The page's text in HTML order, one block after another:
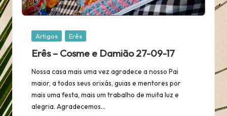
Posted
Artigos Erês
Erês – Cosme e Damião 27-09-17
Nossa casa mais uma vez agradece a nosso Pai
maior, a todos seus orixás, guias e mentores por
mais uma festa, mais um trabalho de muita luz e
alegria. Agradecemos…